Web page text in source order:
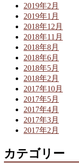
2019年2月
2019年1月
2018年12月
2018年11月
2018年8月
2018年6月
2018年5月
2018年2月
2017年10月
2017年5月
2017年4月
2017年3月
2017年2月
カテゴリー